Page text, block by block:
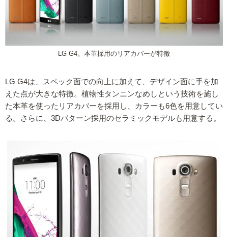
LG G4。本革採用のリアカバーが特徴
LG G4は、スペック面での向上に加えて、デザイン面に手を加
えた点が大きな特徴。植物性タンニンなめしという技術を施し
た本革を使ったリアカバーを採用し、カラーも6色を用意してい
る。さらに、3Dパターン採用のセラミックモデルも用意する。